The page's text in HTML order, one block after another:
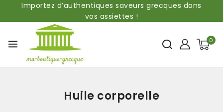
Importez d’authentiques saveurs grecques dans
vos assiettes !
0
Huile corporelle